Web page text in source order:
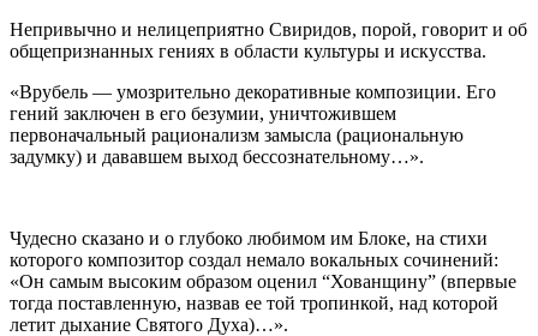
Непривычно и нелицеприятно Свиридов, порой, говорит и об
общепризнанных гениях в области культуры и искусства.
«Врубель — умозрительно декоративные композиции. Его
гений заключен в его безумии, уничтожившем
первоначальный рационализм замысла (рациональную
задумку) и дававшем выход бессознательному…».
Чудесно сказано и о глубоко любимом им Блоке, на стихи
которого композитор создал немало вокальных сочинений:
«Он самым высоким образом оценил “Хованщину” (впервые
тогда поставленную, назвав ее той тропинкой, над которой
летит дыхание Святого Духа)…».